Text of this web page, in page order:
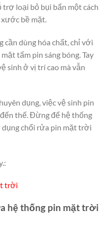
loại bỏ bụi bẩn một cách
xước bề mặt.
dùng hóa chất, chỉ với
tấm pin sáng bóng. Tay
sinh ở vị trí cao mà vẫn
dụng, việc vệ sinh pin
thế. Đừng để hệ thống
dụng chổi rửa pin mặt trời
trời
hệ thống pin mặt trời